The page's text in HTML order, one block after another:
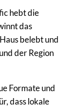
hebt die
das
belebt und
der Region
Formate und
dass lokale